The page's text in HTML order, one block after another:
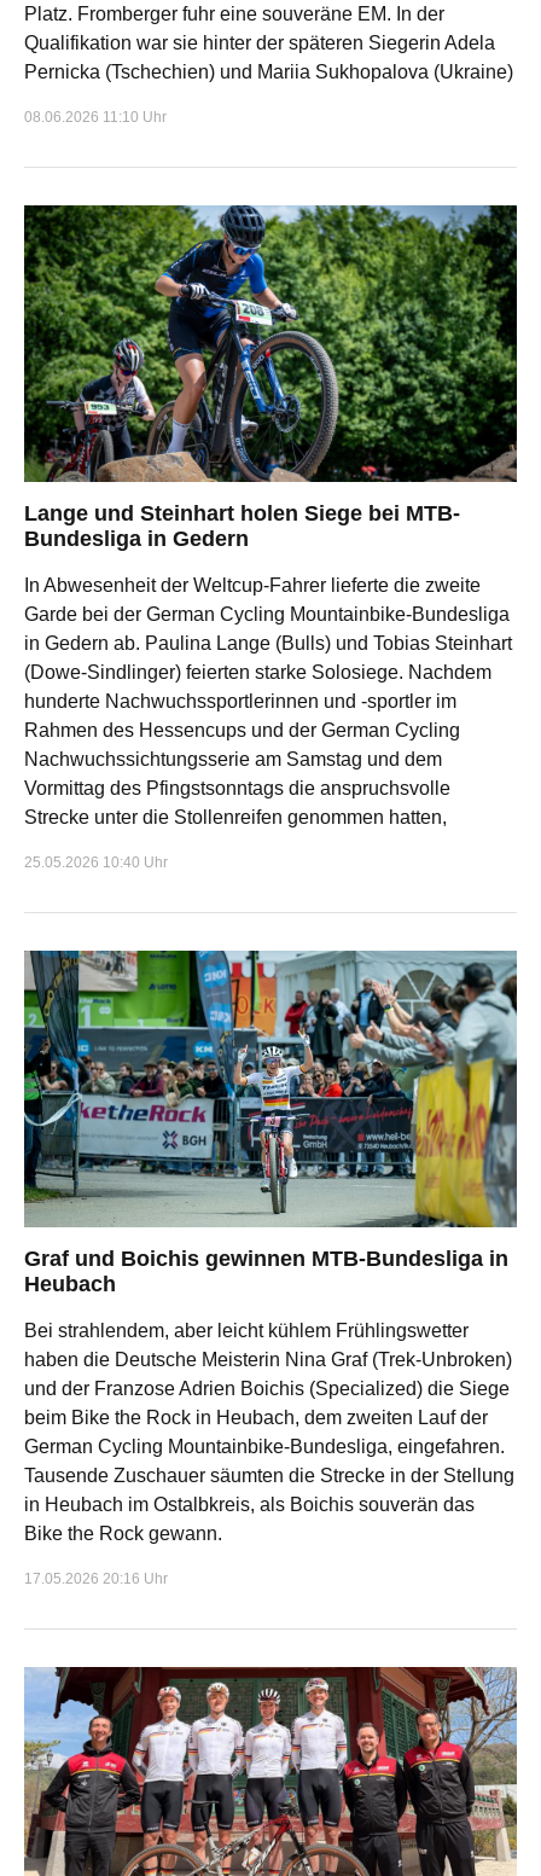
Platz. Fromberger fuhr eine souveräne EM. In der
Qualifikation war sie hinter der späteren Siegerin Adela
Pernicka (Tschechien) und Mariia Sukhopalova (Ukraine)
08.06.2026 11:10 Uhr
Lange und Steinhart holen Siege bei MTB-
Bundesliga in Gedern
In Abwesenheit der Weltcup-Fahrer lieferte die zweite
Garde bei der German Cycling Mountainbike-Bundesliga
in Gedern ab. Paulina Lange (Bulls) und Tobias Steinhart
(Dowe-Sindlinger) feierten starke Solosiege. Nachdem
hunderte Nachwuchssportlerinnen und -sportler im
Rahmen des Hessencups und der German Cycling
Nachwuchssichtungsserie am Samstag und dem
Vormittag des Pfingstsonntags die anspruchsvolle
Strecke unter die Stollenreifen genommen hatten,
25.05.2026 10:40 Uhr
Graf und Boichis gewinnen MTB-Bundesliga in
Heubach
Bei strahlendem, aber leicht kühlem Frühlingswetter
haben die Deutsche Meisterin Nina Graf (Trek-Unbroken)
und der Franzose Adrien Boichis (Specialized) die Siege
beim Bike the Rock in Heubach, dem zweiten Lauf der
German Cycling Mountainbike-Bundesliga, eingefahren.
Tausende Zuschauer säumten die Strecke in der Stellung
in Heubach im Ostalbkreis, als Boichis souverän das
Bike the Rock gewann.
17.05.2026 20:16 Uhr